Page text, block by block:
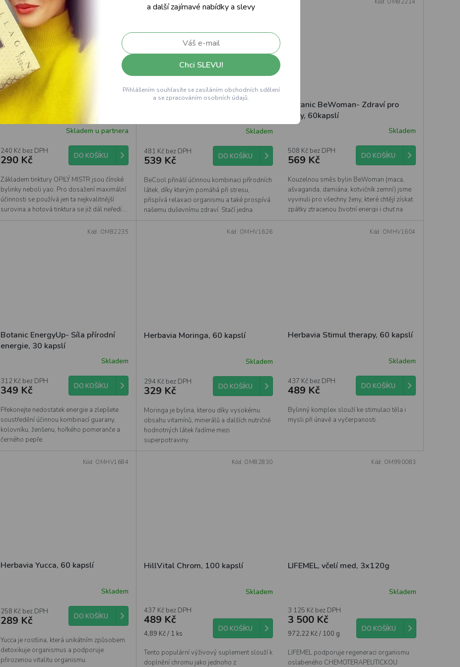
YaoMedica Opilý mistr 50 ml
Skladem u partnera
240 Kč bez DPH
290 Kč DO KOŠÍKU
Základem tinktury OPILÝ MISTR jsou čínské
bylinky neboli yao. Pro dosažení maximální
účinnosti se používá jen ta nejkvalitnější
surovina a hotová tinktura se již dál neředí....
Skladem
481 Kč bez DPH
539 Kč DO KOŠÍKU
BeCool přináší účinnou kombinaci přírodních
látek, díky kterým pomáhá při stresu,
přispívá relaxaci organismu a také prospívá
našemu duševnímu zdraví. Stačí jedna
Botanic BeWoman- Zdraví pro
ženy, 60kapslí
Skladem
508 Kč bez DPH
569 Kč DO KOŠÍKU
Kouzelnou směs bylin BeWoman (maca,
ašvaganda, damiána, kotvičník zemní) jsme
vyvinuli pro všechny ženy, které chtějí získat
zpátky ztracenou životní energii i chuť na
Kód: OM82214
Botanic EnergyUp- Síla přírodní
energie, 30 kapslí
Skladem
312 Kč bez DPH
349 Kč DO KOŠÍKU
Překonejte nedostatek energie a zlepšete
soustředění účinnou kombinací guarany,
kolovníku, ženšenu, hořkého pomeranče a
černého pepře.
Kód: OM82235
Herbavia Moringa, 60 kapslí
Skladem
294 Kč bez DPH
329 Kč DO KOŠÍKU
Moringa je bylina, kterou díky vysokému
obsahu vitamínů, minerálů a dalších nutričně
hodnotných látek řadíme mezi
superpotraviny.
Kód: OMHV1626
Herbavia Stimul therapy, 60 kapslí
Skladem
437 Kč bez DPH
489 Kč DO KOŠÍKU
Bylinný komplex slouží ke stimulaci těla i
mysli při únavě a vyčerpanosti.
Kód: OMHV1604
Herbavia Yucca, 60 kapslí
Skladem
258 Kč bez DPH
289 Kč DO KOŠÍKU
Yucca je rostlina, která unikátním způsobem
detoxikuje organismus a podporuje
přirozenou vitalitu organismu.
Kód: OMHV1684
HillVital Chrom, 100 kapslí
Skladem
437 Kč bez DPH
489 Kč
Měrná
4,89 Kč / 1 ks
DO KOŠÍKU
Tento populární výživový suplement slouží k
doplnění chromu jako jednoho z
Kód: OM82830
LIFEMEL, včelí med, 3x120g
Skladem
3 125 Kč bez DPH
3 500 Kč
Měrná
972,22 Kč / 100 g
DO KOŠÍKU
LIFEMEL podporuje regeneraci organismu
oslabeného CHEMOTERAPEUTICKOU
Kód: OM990083
a další zajímavé nabídky a slevy
Chci SLEVU!
Přihlášením souhlasíte se zasíláním obchodních sdělení
a se zpracováním osobních údajů.